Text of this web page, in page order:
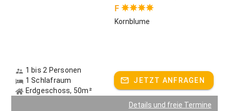
F
Kornblume
1 bis 2 Personen
1 Schlafraum
Erdgeschoss, 50m²
JETZT ANFRAGEN
Details und freie Termine